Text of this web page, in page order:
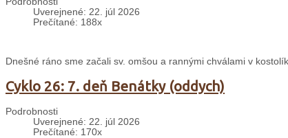
Uverejnené: 22. júl 2026
Prečítané: 188x
Dnešné ráno sme začali sv. omšou a rannými chválami v
Cyklo 26: 7. deň Benátky (oddych)
Podrobnosti
Uverejnené: 22. júl 2026
Prečítané: 170x